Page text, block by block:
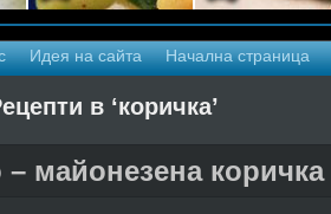
Идея на сайта Начална страница
в ‘коричка’
майонезена коричка